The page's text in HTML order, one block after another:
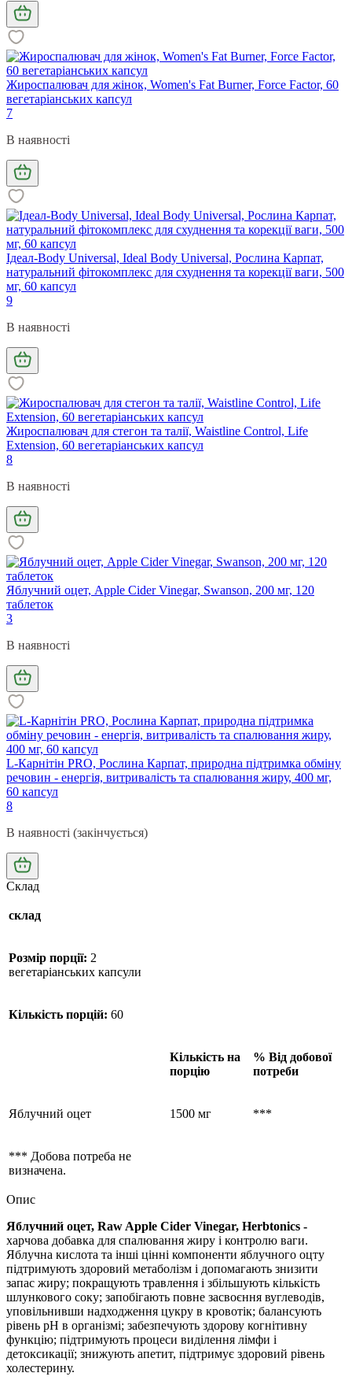
Жироспалювач для жінок, Women's Fat Burner, Force Factor, 60
вегетаріанських капсул
7
В наявності
Ідеал-Body Universal, Ideal Body Universal, Рослина Карпат,
натуральний фітокомплекс для схуднення та корекції ваги, 500
мг, 60 капсул
9
В наявності
Жироспалювач для стегон та талії, Waistline Control, Life
Extension, 60 вегетаріанських капсул
8
В наявності
Яблучний оцет, Apple Cider Vinegar, Swanson, 200 мг, 120
таблеток
3
В наявності
L-Карнітін PRO, Рослина Карпат, природна підтримка обміну
речовин - енергія, витривалість та спалювання жиру, 400 мг,
60 капсул
8
В наявності (закінчується)
Склад
склад
Розмір порції: 2
вегетаріанських капсули
Кількість порцій: 60
Кількість на
порцію
% Від добової
потреби
Яблучний оцет 1500 мг ***
*** Добова потреба не
визначена.
Опис
Яблучний оцет, Raw Apple Cider Vinegar, Herbtonics -
харчова добавка для спалювання жиру і контролю ваги.
Яблучна кислота та інші цінні компоненти яблучного оцту
підтримують здоровий метаболізм і допомагають знизити
запас жиру; покращують травлення і збільшують кількість
шлункового соку; запобігають повне засвоєння вуглеводів,
уповільнивши надходження цукру в кровотік; балансують
рівень pH в організмі; забезпечують здорову когнітивну
функцію; підтримують процеси виділення лімфи і
детоксикації; знижують апетит, підтримує здоровий рівень
холестерину.